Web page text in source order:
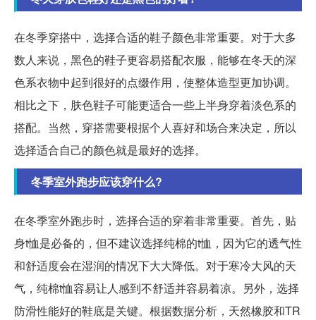
在冬季穿搭中，选择合适的鞋子颜色非常重要。对于大多
数人来说，黑色的鞋子更容易搭配衣服，能够在冬天的深
色系衣物中起到很好的点缀作用，使整体造型更加协调。
相比之下，肤色鞋子可能更适合一些上半身穿着淡色系的
搭配。当然，穿搭需要根据个人喜好和场合来决定，所以
选择适合自己的颜色就是最好的选择。
冬季室外跑步应该穿什么?
在冬季室外跑步时，选择合适的穿着非常重要。首先，贴
身t恤是必备的，但不建议选择纯棉的t恤，因为它的透气性
和舒适度会在湿润的情况下大大降低。对于寒冷大风的天
气，纯棉t恤容易让人感到不舒适并容易着凉。另外，选择
防滑性能好的鞋底是关键。根据数据分析，天然橡胶和TR